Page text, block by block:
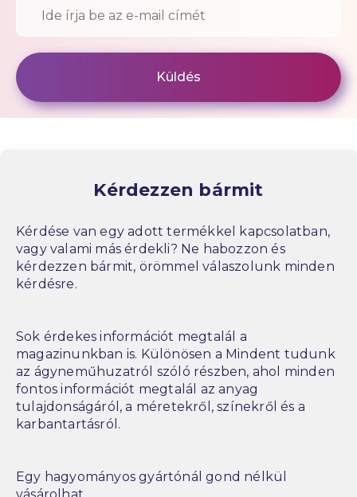
Kérdezzen bármit
Kérdése van egy adott termékkel kapcsolatban,
vagy valami más érdekli? Ne habozzon és
kérdezzen bármit, örömmel válaszolunk minden
kérdésre.
Sok érdekes információt megtalál a
magazinunkban is. Különösen a Mindent tudunk
az ágyneműhuzatról szóló részben, ahol minden
fontos információt megtalál az anyag
tulajdonságáról, a méretekről, színekről és a
karbantartásról.
Egy hagyományos gyártónál gond nélkül